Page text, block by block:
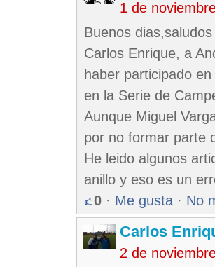
1 de
Buenos
Carlos Enrique, a
haber participado
en la Serie de
Aunque Miguel
por no formar parte
He leido algunos
anillo y eso es un
0 · Me gusta · No
Carlos
2 de